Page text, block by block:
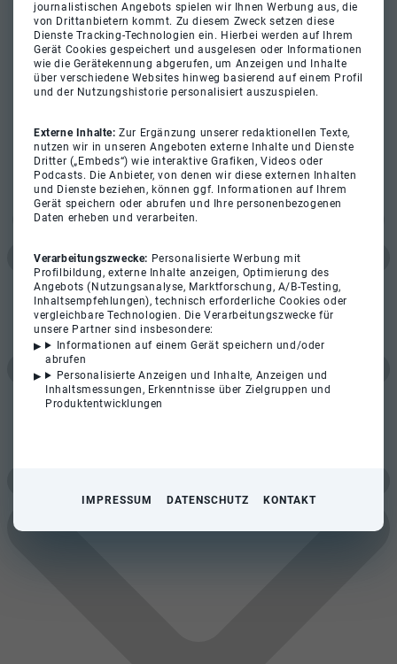
journalistischen Angebots spielen wir Ihnen Werbung aus, die
von Drittanbietern kommt. Zu diesem Zweck setzen diese
Dienste Tracking-Technologien ein. Hierbei werden auf Ihrem
Gerät Cookies gespeichert und ausgelesen oder Informationen
wie die Gerätekennung abgerufen, um Anzeigen und Inhalte
über verschiedene Websites hinweg basierend auf einem Profil
und der Nutzungshistorie personalisiert auszuspielen.
Externe Inhalte:Zur Ergänzung unserer redaktionellen Texte,
nutzen wir in unseren Angeboten externe Inhalte und Dienste
Dritter („Embeds“) wie interaktive Grafiken, Videos oder
Podcasts. Die Anbieter, von denen wir diese externen Inhalten
und Dienste beziehen, können ggf. Informationen auf Ihrem
Gerät speichern oder abrufen und Ihre personenbezogenen
Daten erheben und verarbeiten.
Verarbeitungszwecke: Personalisierte Werbung mit
Profilbildung, externe Inhalte anzeigen, Optimierung des
Angebots (Nutzungsanalyse, Marktforschung, A/B-Testing,
Inhaltsempfehlungen), technisch erforderliche Cookies oder
vergleichbare Technologien. Die Verarbeitungszwecke für
unsere Partner sind insbesondere:
Informationen auf einem Gerät speichern und/oder
abrufen
Personalisierte Anzeigen und Inhalte, Anzeigen und
Inhaltsmessungen, Erkenntnisse über Zielgruppen und
Produktentwicklungen
IMPRESSUM DATENSCHUTZ KONTAKT